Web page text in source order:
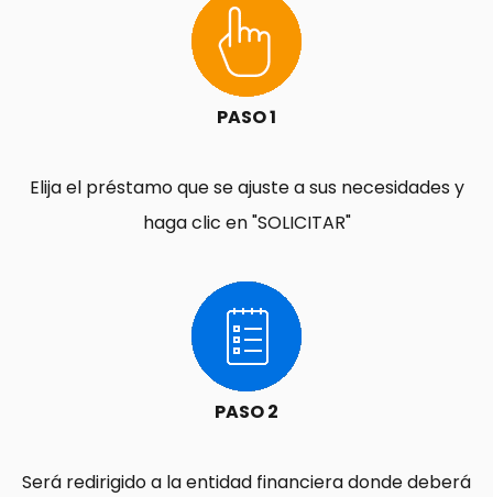
PASO 1
Elija el préstamo que se ajuste a sus necesidades y
haga clic en "SOLICITAR"
PASO 2
Será redirigido a la entidad financiera donde deberá